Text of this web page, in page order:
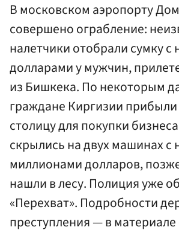
В московском аэропорту
совершено ограбление:
налетчики отобрали сумку
долларами у мужчин,
из Бишкека. По некоторым
граждане Киргизии
столицу для покупки
скрылись на двух машинах с
миллионами долларов,
нашли в лесу. Полиция уже
«Перехват». Подробности
преступления — в материале